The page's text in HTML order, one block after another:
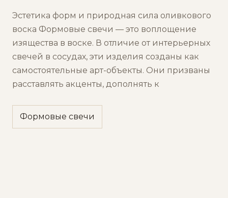
Эстетика форм и природная сила оливкового
воска Формовые свечи — это воплощение
изящества в воске. В отличие от интерьерных
свечей в сосудах, эти изделия созданы как
самостоятельные арт-объекты. Они призваны
расставлять акценты, дополнять к
Формовые свечи